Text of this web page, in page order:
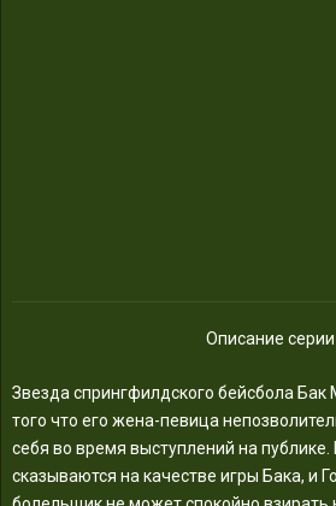
Описание серии
Звезда спрингфилдского бейсбола Бак
того что его жена-певица
себя во время выступлений на
сказываются на качестве игры Бака, и